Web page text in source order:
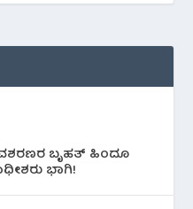
ಬೃಹತ್ ಹಿಂದೂ
ಭಾಗಿ!